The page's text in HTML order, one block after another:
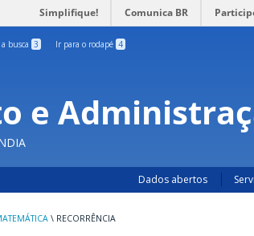
Simplifique! Comunica BR
busca 3 Ir para o rodapé 4
e
Dados abertos
\ RECORRÊNCIA